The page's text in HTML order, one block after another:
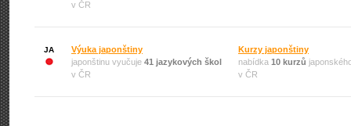
v ČR
JA
Výuka japonštiny
japonštinu vyučuje 41 jazykových škol
v ČR
Kurzy japonštiny
nabídka 10 kurzů
v ČR